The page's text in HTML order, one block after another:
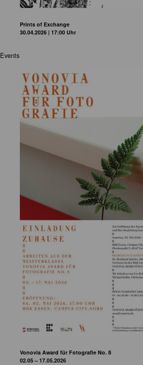
Prints of Exchange
30.04.2026 | 17:00 Uhr
Events
Vonovia Award für Fotografie No. 8
02.05 – 17.05.2026